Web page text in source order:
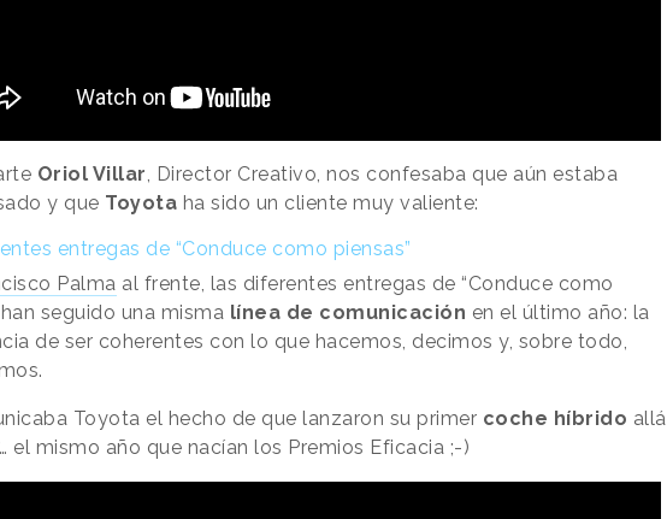
Oriol Villar, Director Creativo, nos confesaba que aún estaba
y que Toyota ha sido un cliente muy valiente:
entregas de “Conduce como piensas”
Palma al frente, las diferentes entregas de “Conduce como
han seguido una misma línea de comunicación en el último año: la
de ser coherentes con lo que hacemos, decimos y, sobre todo,
Toyota el hecho de que lanzaron su primer coche híbrido allá
el mismo año que nacían los Premios Eficacia ;-)